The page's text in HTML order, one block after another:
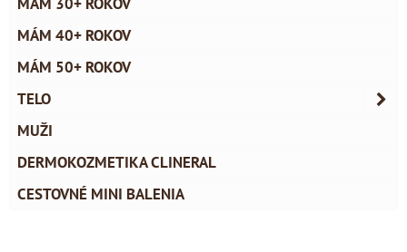
MÁM 40+ ROKOV
MÁM 50+ ROKOV
TELO
MUŽI
DERMOKOZMETIKA CLINERAL
CESTOVNÉ MINI BALENIA